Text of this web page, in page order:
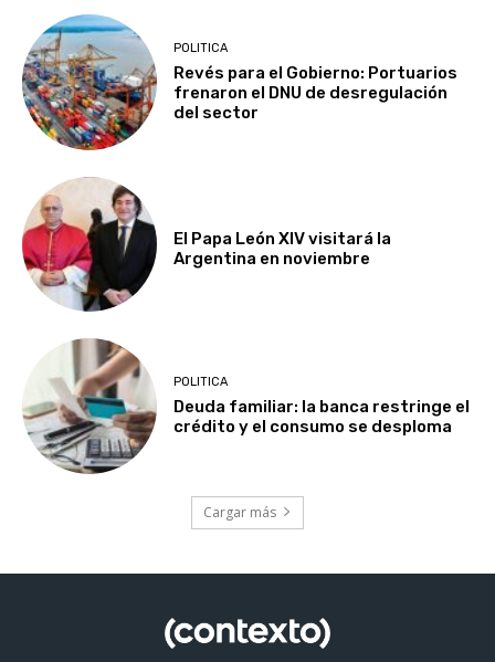
POLITICA
Revés para el Gobierno: Portuarios
frenaron el DNU de desregulación
del sector
El Papa León XIV visitará la
Argentina en noviembre
POLITICA
Deuda familiar: la banca restringe el
crédito y el consumo se desploma
Cargar más